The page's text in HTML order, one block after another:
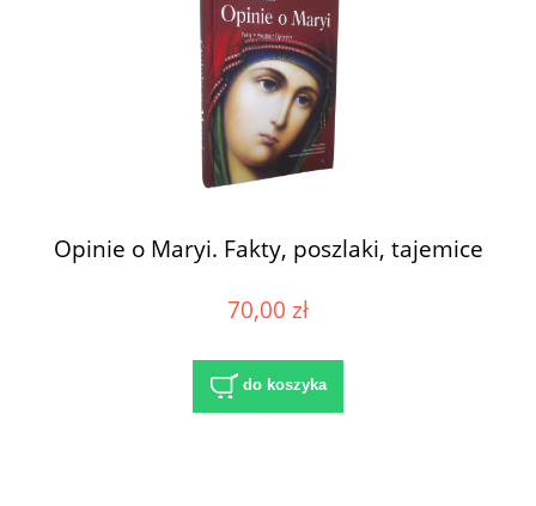
Opinie o Maryi. Fakty, poszlaki, tajemice
70,00 zł
do koszyka